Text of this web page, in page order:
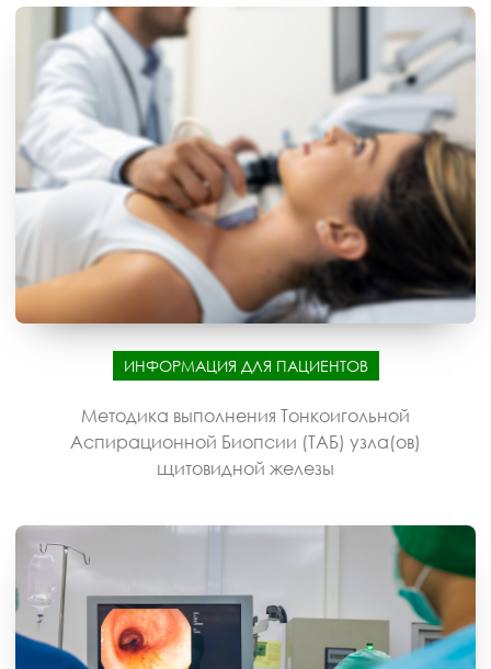
ИНФОРМАЦИЯ ДЛЯ ПАЦИЕНТОВ
Методика выполнения Тонкоигольной
Аспирационной Биопсии (ТАБ) узла(ов)
щитовидной железы